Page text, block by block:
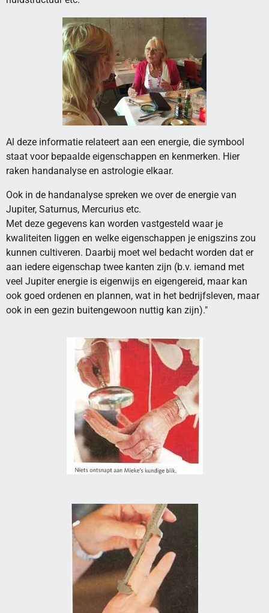
Al deze informatie relateert aan een energie, die symbool
staat voor bepaalde eigenschappen en kenmerken. Hier
raken handanalyse en astrologie elkaar.
Ook in de handanalyse spreken we over de energie van
Jupiter, Saturnus, Mercurius etc.
Met deze gegevens kan worden vastgesteld waar je
kwaliteiten liggen en welke eigenschappen je enigszins zou
kunnen cultiveren. Daarbij moet wel bedacht worden dat er
aan iedere eigenschap twee kanten zijn (b.v. iemand met
veel Jupiter energie is eigenwijs en eigengereid, maar kan
ook goed ordenen en plannen, wat in het bedrijfsleven, maar
ook in een gezin buitengewoon nuttig kan zijn)."